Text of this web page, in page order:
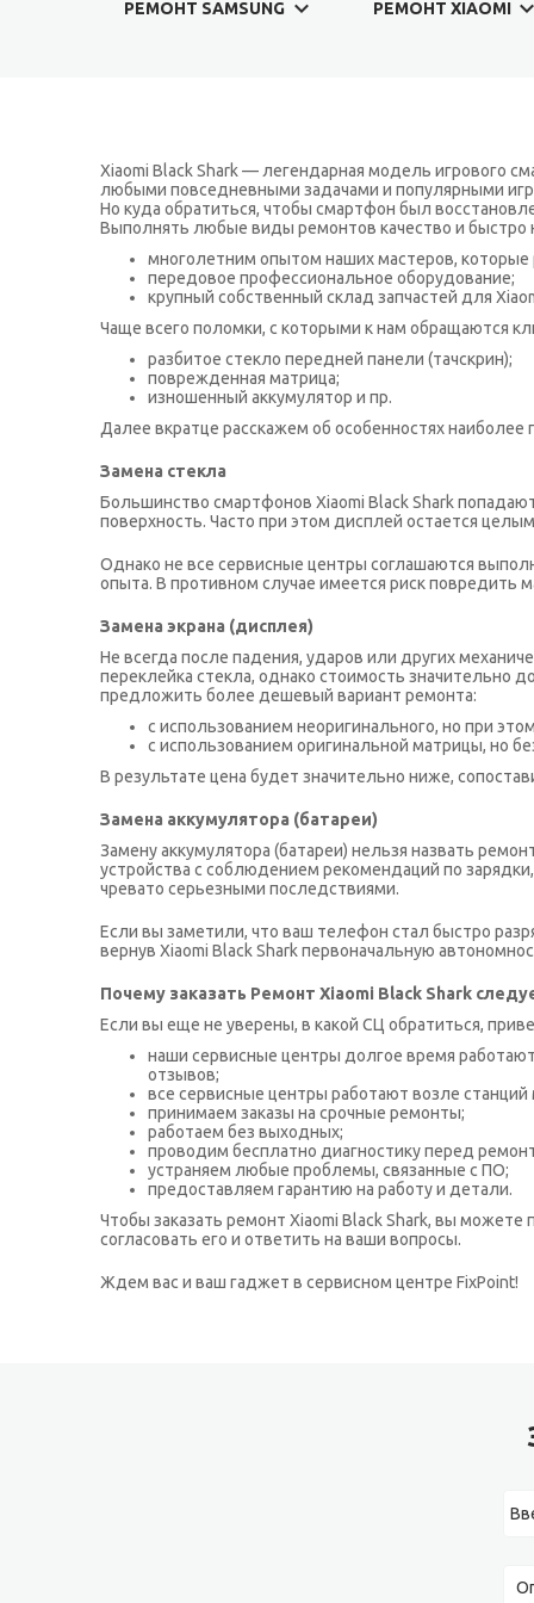
РЕМОНТ SAMSUNG РЕМОНТ XIAOMI
Xiaomi Black Shark — легендарная модель игрового
любыми повседневными задачами и популярными
Но куда обратиться, чтобы смартфон был
Выполнять любые виды ремонтов качество и быстро
многолетним опытом наших мастеров, которые
передовое профессиональное оборудование;
крупный собственный склад запчастей для
Чаще всего поломки, с которыми к нам обращаются
разбитое стекло передней панели (тачскрин);
поврежденная матрица;
изношенный аккумулятор и пр.
Далее вкратце расскажем об особенностях
Замена стекла
Большинство смартфонов Xiaomi Black Shark
поверхность. Часто при этом дисплей остается
Однако не все сервисные центры соглашаются
опыта. В противном случае имеется риск повредить
Замена экрана (дисплея)
Не всегда после падения, ударов или других
переклейка стекла, однако стоимость
предложить более дешевый вариант ремонта:
с использованием неоригинального, но при
с использованием оригинальной матрицы, но
В результате цена будет значительно ниже,
Замена аккумулятора (батареи)
Замену аккумулятора (батареи) нельзя назвать
устройства с соблюдением рекомендаций по
чревато серьезными последствиями.
Если вы заметили, что ваш телефон стал быстро
вернув Xiaomi Black Shark первоначальную
Почему заказать Ремонт Xiaomi Black Shark
Если вы еще не уверены, в какой СЦ обратиться,
наши сервисные центры долгое время
отзывов;
все сервисные центры работают возле станций
принимаем заказы на срочные ремонты;
работаем без выходных;
проводим бесплатно диагностику перед
устраняем любые проблемы, связанные с ПО;
предоставляем гарантию на работу и детали.
Чтобы заказать ремонт Xiaomi Black Shark, вы можете
согласовать его и ответить на ваши вопросы.
Ждем вас и ваш гаджет в сервисном центре FixPoint!